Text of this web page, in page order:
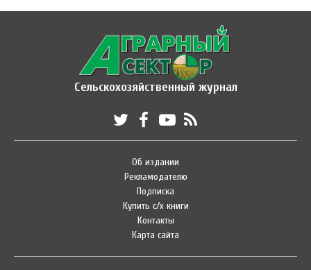
Сельскохозяйственный журнал
Об издании
Рекламодателю
Подписка
Купить с/х книги
Контакты
Карта сайта